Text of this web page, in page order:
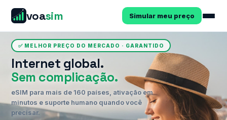
voasim Simular meu preço
✅ MELHOR PREÇO DO MERCADO · GARANTIDO
Internet global.
Sem complicação.
eSIM para mais de 160 países, ativação em
minutos e suporte humano quando você
precisar.